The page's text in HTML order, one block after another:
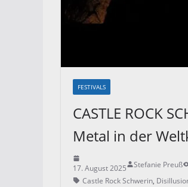
FESTIVALS
CASTLE ROCK
Metal in der
17. August 2025 Stefanie Preuß
Castle Rock Schwerin,